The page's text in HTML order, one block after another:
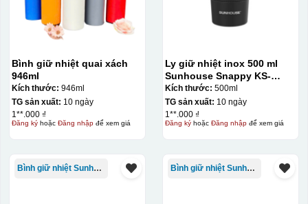
Bình giữ nhiệt quai xách
946ml
Kích thước: 946ml
TG sản xuất: 10 ngày
1**.000 ₫
Đăng kýhoặc Đăng nhậpđể xem giá
Ly giữ nhiệt inox 500 ml
Sunhouse Snappy KS-
TU500S
Kích thước: 500ml
TG sản xuất: 10 ngày
1**.000 ₫
Đăng kýhoặc Đăng nhậpđể xem giá
Bình giữ nhiệt Sunhouse Bình giữ nhiệt Sunhouse